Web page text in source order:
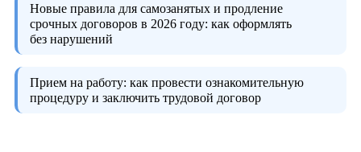
Новые правила для самозанятых и продление
срочных договоров в 2026 году: как оформлять
без нарушений
Прием на работу: как провести ознакомительную
процедуру и заключить трудовой договор